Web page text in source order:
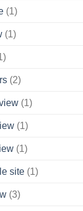
(1)
(1)
(2)
(1)
(1)
(1)
site (1)
(3)